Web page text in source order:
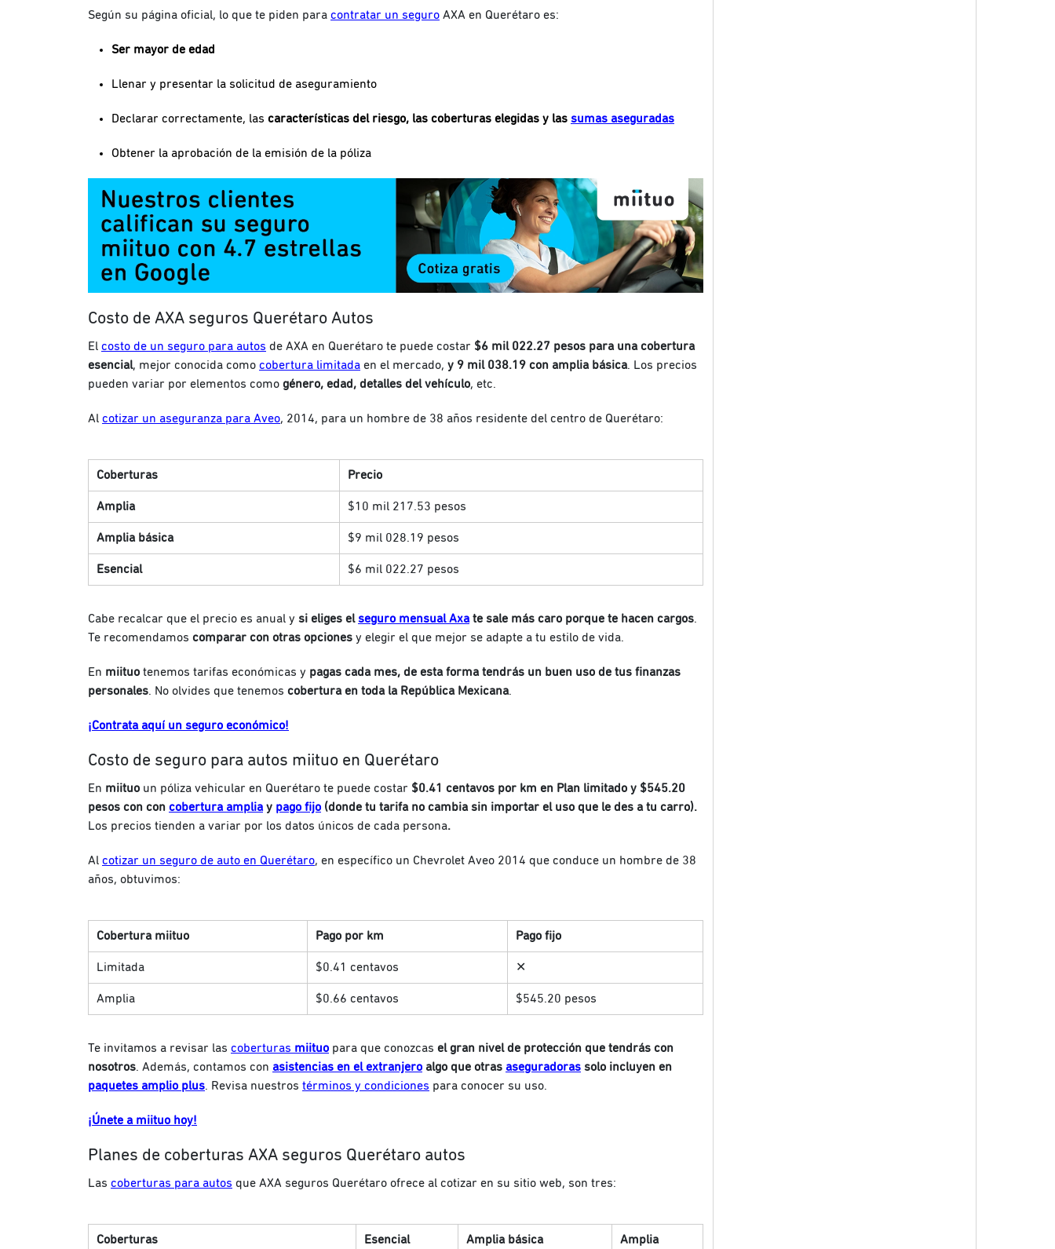
Según su página oficial, lo que te piden para contratar un seguro AXA en Querétaro es:
Ser mayor de edad
Llenar y presentar la solicitud de aseguramiento
Declarar correctamente, las características del riesgo, las coberturas elegidas y las sumas aseguradas
Obtener la aprobación de la emisión de la póliza
Costo de AXA seguros Querétaro Autos
El costo de un seguro para autos de AXA en Querétaro te puede costar $6 mil 022.27 pesos para una cobertura
esencial, mejor conocida como cobertura limitada en el mercado, y 9 mil 038.19 con amplia básica. Los precios
pueden variar por elementos como género, edad, detalles del vehículo, etc.
Al cotizar un aseguranza para Aveo, 2014, para un hombre de 38 años residente del centro de Querétaro:
Coberturas Precio
Amplia $10 mil 217.53 pesos
Amplia básica $9 mil 028.19 pesos
Esencial $6 mil 022.27 pesos
Cabe recalcar que el precio es anual y si eliges elseguro mensual Axate sale más caro porque te hacen cargos.
Te recomendamos comparar con otras opciones y elegir el que mejor se adapte a tu estilo de vida.
En miituo tenemos tarifas económicas y pagas cada mes, de esta forma tendrás un buen uso de tus finanzas
personales. No olvides que tenemos cobertura en toda la República Mexicana.
¡Contrata aquí un seguro económico!
Costo de seguro para autos miituo en Querétaro
En miituo un póliza vehicular en Querétaro te puede costar $0.41 centavos por km en Plan limitado y $545.20
pesos con con cobertura ampliay pago fijo (donde tu tarifa no cambia sin importar el uso que le des a tu carro).
Los precios tienden a variar por los datos únicos de cada persona.
Al cotizar un seguro de auto en Querétaro, en específico un Chevrolet Aveo 2014 que conduce un hombre de 38
años, obtuvimos:
Cobertura miituo Pago por km Pago fijo
Limitada $0.41 centavos ✕
Amplia $0.66 centavos $545.20 pesos
Te invitamos a revisar las coberturas miituo para que conozcas el gran nivel de protección que tendrás con
nosotros. Además, contamos con asistencias en el extranjero algo que otras aseguradoras solo incluyen en
paquetes amplio plus. Revisa nuestros términos y condiciones para conocer su uso.
¡Únete a miituo hoy!
Planes de coberturas AXA seguros Querétaro autos
Las coberturas para autos que AXA seguros Querétaro ofrece al cotizar en su sitio web, son tres:
Coberturas Esencial Amplia básica Amplia